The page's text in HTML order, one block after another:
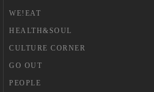
WE!EAT
HEALTH&SOUL
CULTURE CORNER
GO OUT
PEOPLE